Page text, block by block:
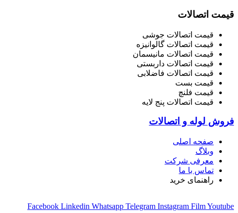
قیمت اتصالات
قیمت اتصالات جوشی
قیمت اتصالات گالوانیزه
قیمت اتصالات مانیسمان
قیمت اتصالات داربستی
قیمت اتصالات فاضلابی
قیمت بست
قیمت فلنچ
قیمت اتصالات پنج لایه
فروش لوله و اتصالات
صفحه اصلی
وبلاگ
معرفی شرکت
تماس با ما
راهنمای خرید
Facebook Linkedin Whatsapp Telegram Instagram FilmYoutube